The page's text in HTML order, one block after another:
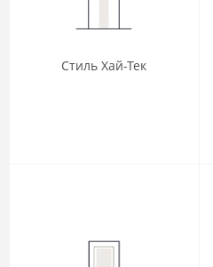
Стиль Хай-Тек